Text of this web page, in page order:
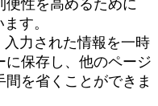
便性を高めるために
す。
入力された情報を一時
に保存し、他のページ
を省くことができま